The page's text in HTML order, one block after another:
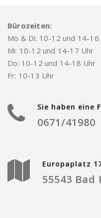
Bürozeiten:
Mo & Di: 10-12 und 14-16
Mi: 10-12 und 14-17 Uhr
Do: 10-12 und 14-18 Uhr
Fr: 10-13 Uhr
Sie haben eine
0671/41980
Europaplatz
55543 Bad